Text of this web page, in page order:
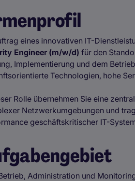
eines innovativen IT-
Engineer (m/w/d) für den
Implementierung und dem
Technologien, hohe
Rolle übernehmen Sie eine
Netzwerkumgebungen und
geschäftskritischer IT-
Administration und